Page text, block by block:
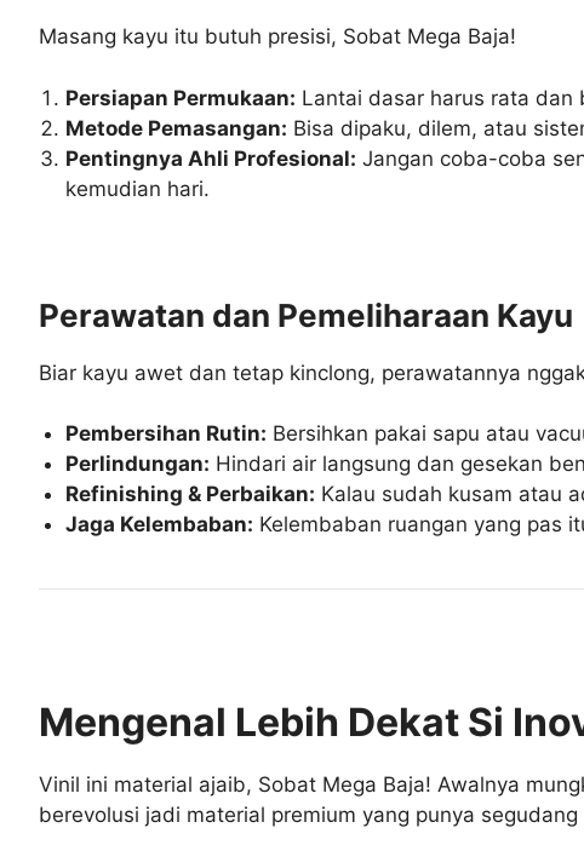
Masang kayu itu butuh presisi, Sobat Mega Baja!
Persiapan Permukaan: Lantai dasar harus rata dan
Metode Pemasangan: Bisa dipaku, dilem, atau
Pentingnya Ahli Profesional: Jangan coba-coba
kemudian hari.
Perawatan dan Pemeliharaan Kayu
Biar kayu awet dan tetap kinclong, perawatannya
Pembersihan Rutin: Bersihkan pakai sapu atau
Perlindungan: Hindari air langsung dan gesekan
Refinishing & Perbaikan: Kalau sudah kusam atau
Jaga Kelembaban: Kelembaban ruangan yang pas
Mengenal Lebih Dekat Si
Vinil ini material ajaib, Sobat Mega Baja! Awalnya
berevolusi jadi material premium yang punya